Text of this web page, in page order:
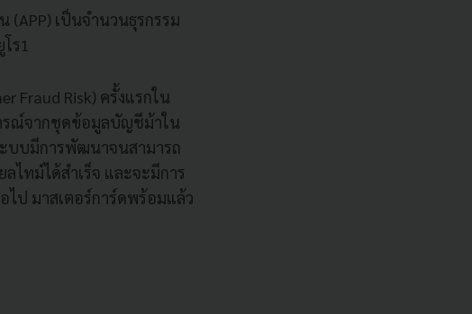
เป็นจำนวนธุรกรรม
ร1
Fraud Risk) ครั้งแรกใน
รณ์จากชุดข้อมูลบัญชีม้าใน
บบมีการพัฒนาจนสามารถ
ไทม์ได้สำเร็จ และจะมีการ
ป มาสเตอร์การ์ดพร้อมแล้ว